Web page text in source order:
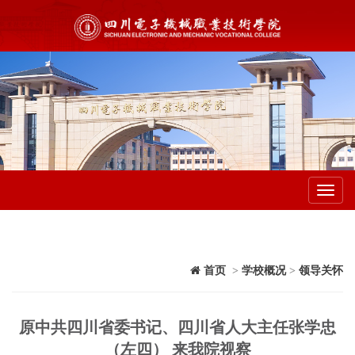
首页 > 学校概况> 领导关怀
原中共四川省委书记、四川省人大主任张学忠
（左四） 来我院视察